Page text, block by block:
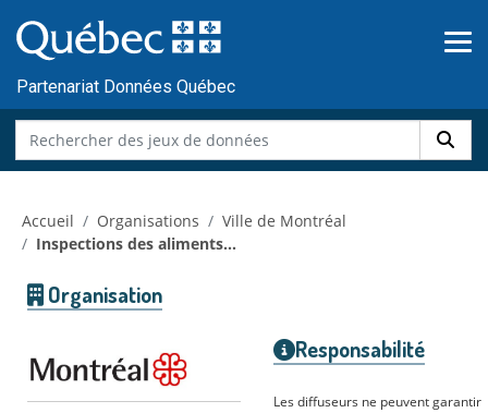
au
contenu
Partenariat Données Québec
Accueil Organisations
Ville de Montréal
Inspections des aliments...
Organisation
Responsabilité
Les diffuseurs ne peuvent garantir